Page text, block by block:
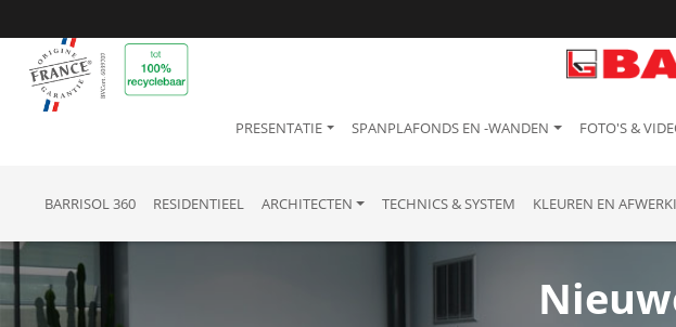
PRESENTATIE SPANPLAFONDS EN -WANDEN FOTO'S &
BARRISOL 360 RESIDENTIEEL ARCHITECTEN TECHNICS & SYSTEM KLEUREN EN